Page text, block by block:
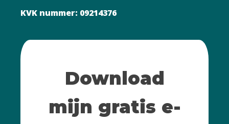
KVK nummer: 09214376
Download
mijn gratis e-